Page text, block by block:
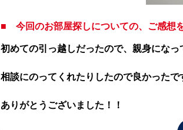
■ 今回のお部屋探しについての、ご感想
初めての引っ越しだったので、親身になっ
相談にのってくれたりしたので良かったで
ありがとうございました！！